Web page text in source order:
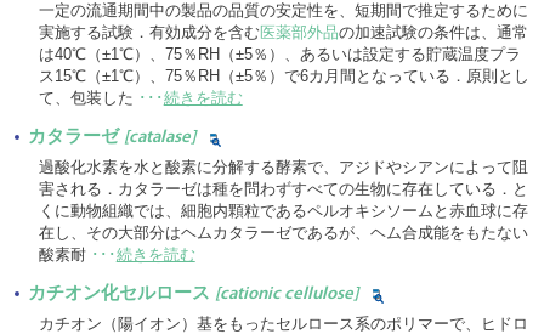
一定の流通期間中の製品の品質の安定性を、短期間で推定するために
実施する試験．有効成分を含む 医薬部外品の加速試験の条件は、通常
は40℃（±1℃）、75％RH（±5％）、あるいは設定する貯蔵温度プラ
ス15℃（±1℃）、75％RH（±5％）で6カ月間となっている．原則とし
て、包装した ･･･ 続きを読む
カタラーゼ [catalase]
過酸化水素を水と酸素に分解する酵素で、アジドやシアンによって阻
害される．カタラーゼは種を問わずすべての生物に存在している．と
くに動物組織では、細胞内顆粒であるペルオキシソームと赤血球に存
在し、その大部分はヘムカタラーゼであるが、ヘム合成能をもたない
酸素耐 ･･･ 続きを読む
カチオン化セルロース [cationic cellulose]
カチオン（陽イオン）基をもったセルロース系のポリマーで、ヒドロ